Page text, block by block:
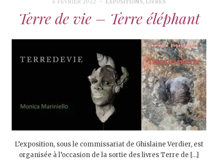
4 FÉVRIER 2022 EXPOSITIONS,LIVRES
Terre de vie – Terre éléphant
L’exposition, sous le commissariat de Ghislaine Verdier, est
organisée à l’occasion de la sortie des livres Terre de […]